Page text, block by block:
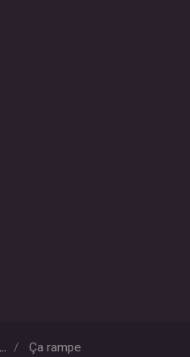
Ça rampe